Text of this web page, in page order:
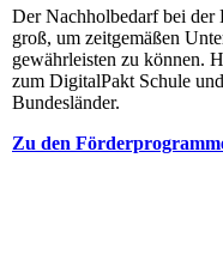
Der Nachholbedarf bei
groß, um zeitgemäßen
gewährleisten zu können.
zum DigitalPakt Schule
Bundesländer.
Zu den